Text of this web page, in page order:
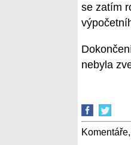
se zatím
nebyla